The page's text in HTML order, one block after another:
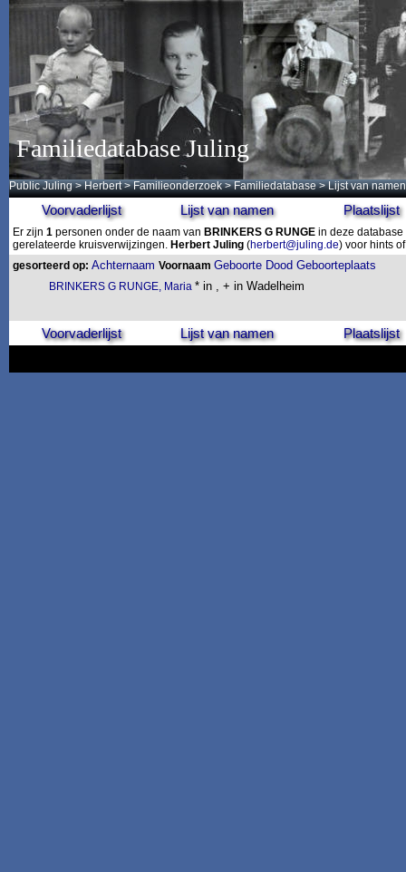
Familiedatabase Juling
Public Juling >Herbert >Familieonderzoek >Familiedatabase > Lijst van namen
Voorvaderlijst Lijst van namen Plaatslijst
Er zijn 1 personen onder de naam van BRINKERS G RUNGE in deze
gerelateerde kruisverwijzingen. Herbert Juling (herbert@juling.de) voor hints
gesorteerd op: Achternaam Voornaam Geboorte Dood Geboorteplaats
BRINKERS G RUNGE, Maria * in , + in Wadelheim
Voorvaderlijst Lijst van namen Plaatslijst